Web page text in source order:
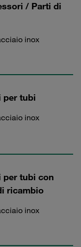
/ Parti di
inox
per tubi
inox
per tubi con
ricambio
inox